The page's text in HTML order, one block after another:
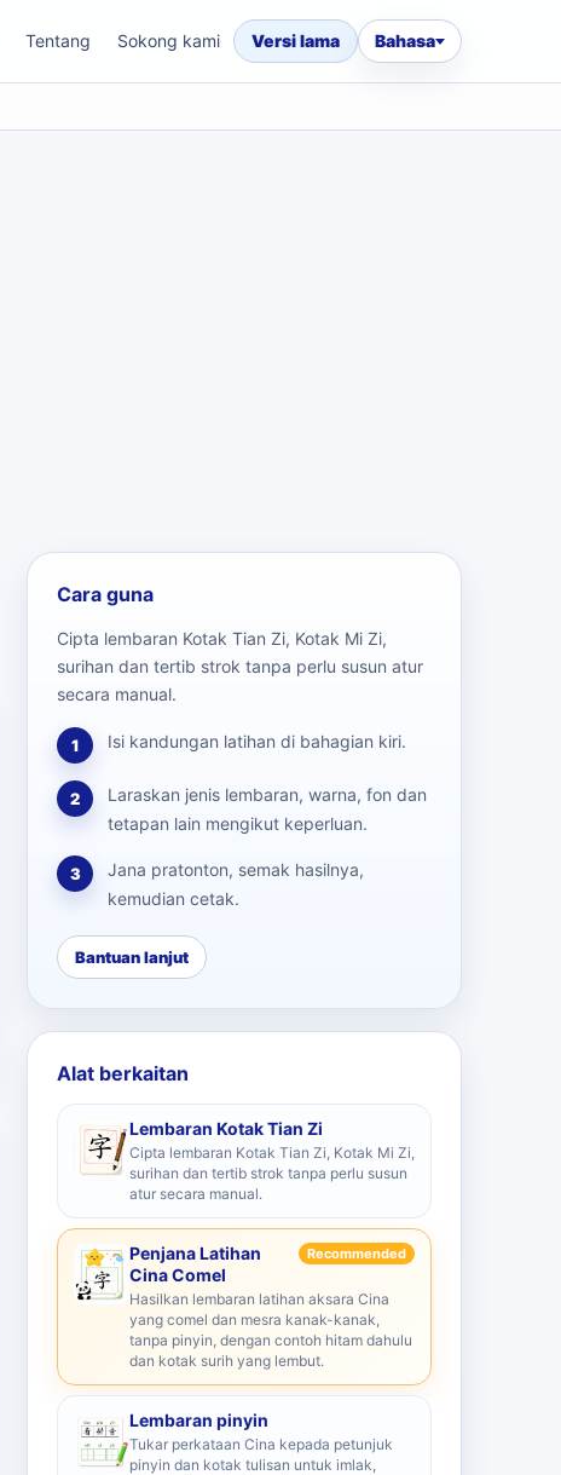
Tentang Sokong kami Versi lama Bahasa
Cara guna
Cipta lembaran Kotak Tian Zi, Kotak Mi Zi,
surihan dan tertib strok tanpa perlu susun atur
secara manual.
1 Isi kandungan latihan di bahagian kiri.
2
Laraskan jenis lembaran, warna, fon dan
tetapan lain mengikut keperluan.
3
Jana pratonton, semak hasilnya,
kemudian cetak.
Bantuan lanjut
Alat berkaitan
Lembaran Kotak Tian Zi
Cipta lembaran Kotak Tian Zi, Kotak Mi Zi,
surihan dan tertib strok tanpa perlu susun
atur secara manual.
Penjana Latihan
Cina Comel
Recommended
Hasilkan lembaran latihan aksara Cina
yang comel dan mesra kanak-kanak,
tanpa pinyin, dengan contoh hitam dahulu
dan kotak surih yang lembut.
Lembaran pinyin
Tukar perkataan Cina kepada petunjuk
pinyin dan kotak tulisan untuk imlak,